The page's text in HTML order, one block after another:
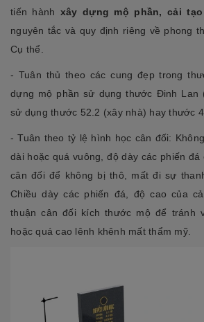
tiến hành xây dựng mộ phần, cải
nguyên tắc và quy định riêng về phong
Cụ thể.
- Tuân thủ theo các cung đẹp trong
dựng mộ phần sử dụng thước Đinh Lan
sử dụng thước 52.2 (xây nhà) hay thước
- Tuân theo tỷ lệ hình học cân đối:
dài hoặc quá vuông, độ dày các phiến
cân đối để không bị thô, mất đi sự
Chiều dày các phiến đá, độ cao của
thuận cân đối kích thước mộ để tránh
hoặc quá cao lênh khênh mất thẩm mỹ.